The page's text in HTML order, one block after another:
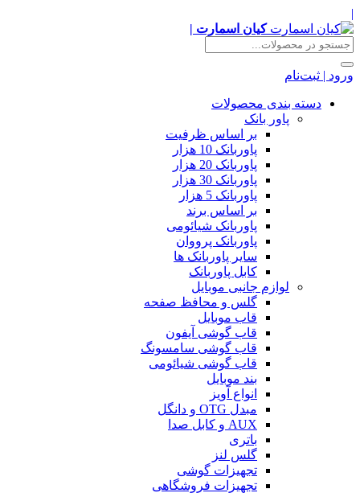
|
کیان اسمارت |
ورود | ثبت‌نام
دسته بندی محصولات
پاور بانک
بر اساس ظرفیت
پاوربانک 10 هزار
پاوربانک 20 هزار
پاوربانک 30 هزار
پاوربانک 5 هزار
بر اساس برند
پاوربانک شیائومی
پاوربانک پرووان
سایر پاوربانک ها
کابل پاوربانک
لوازم جانبی موبایل
گلس و محافظ صفحه
قاب موبایل
قاب گوشی آیفون
قاب گوشی سامسونگ
قاب گوشی شیائومی
بند موبایل
انواع آویز
مبدل OTG و دانگل
AUX و کابل صدا
باتری
گلس لنز
تجهیزات گوشی
تجهیزات فروشگاهی